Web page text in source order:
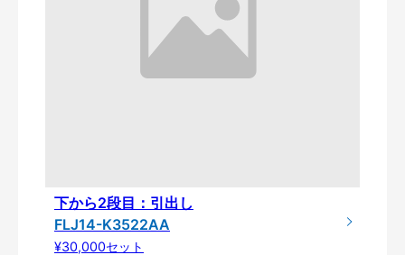
下から2段目：引出し
FLJ14-K3522AA
¥30,000セット